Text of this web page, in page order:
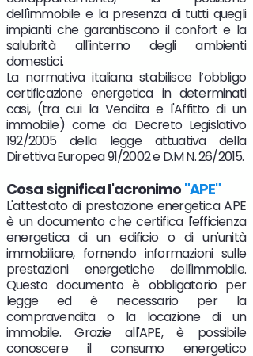
dell'immobile e la presenza di tutti quegli
impianti che garantiscono il confort e la
salubrità all'interno degli ambienti
domestici.
La normativa italiana stabilisce l’obbligo
certificazione energetica in determinati
casi, (tra cui la Vendita e l'Affitto di un
immobile) come da Decreto Legislativo
192/2005 della legge attuativa della
Direttiva Europea 91/2002 e D.M N. 26/2015.
Cosa significa l'acronimo "APE"
L'attestato di prestazione energetica APE
è un documento che certifica l'efficienza
energetica di un edificio o di un'unità
immobiliare, fornendo informazioni sulle
prestazioni energetiche dell'immobile.
Questo documento è obbligatorio per
legge ed è necessario per la
compravendita o la locazione di un
immobile. Grazie all'APE, è possibile
conoscere il consumo energetico